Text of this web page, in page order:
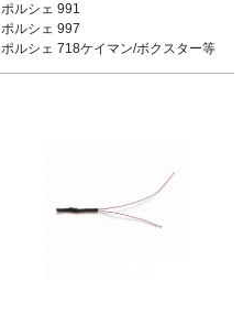
各メーカー各車種
ポルシェ 991
ポルシェ 997
ポルシェ 718ケイマン/ボクスター等